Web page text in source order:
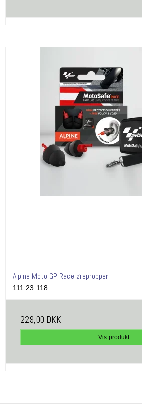
Alpine Moto GP Race ørepropper
111.23.118
229,00 DKK
Vis produkt